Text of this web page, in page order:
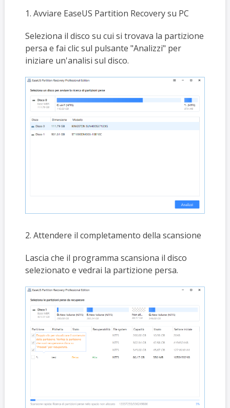
1. Avviare EaseUS Partition Recovery su PC
Seleziona il disco su cui si trovava la partizione
persa e fai clic sul pulsante "Analizzi" per
iniziare un'analisi sul disco.
2. Attendere il completamento della scansione
Lascia che il programma scansiona il disco
selezionato e vedrai la partizione persa.